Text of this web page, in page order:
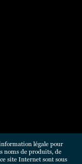
légale pour
noms de produits, de
site Internet sont sous